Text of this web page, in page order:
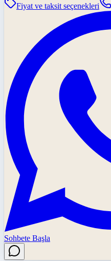
Fiyat ve taksit seçenekleri
Sohbete Başla